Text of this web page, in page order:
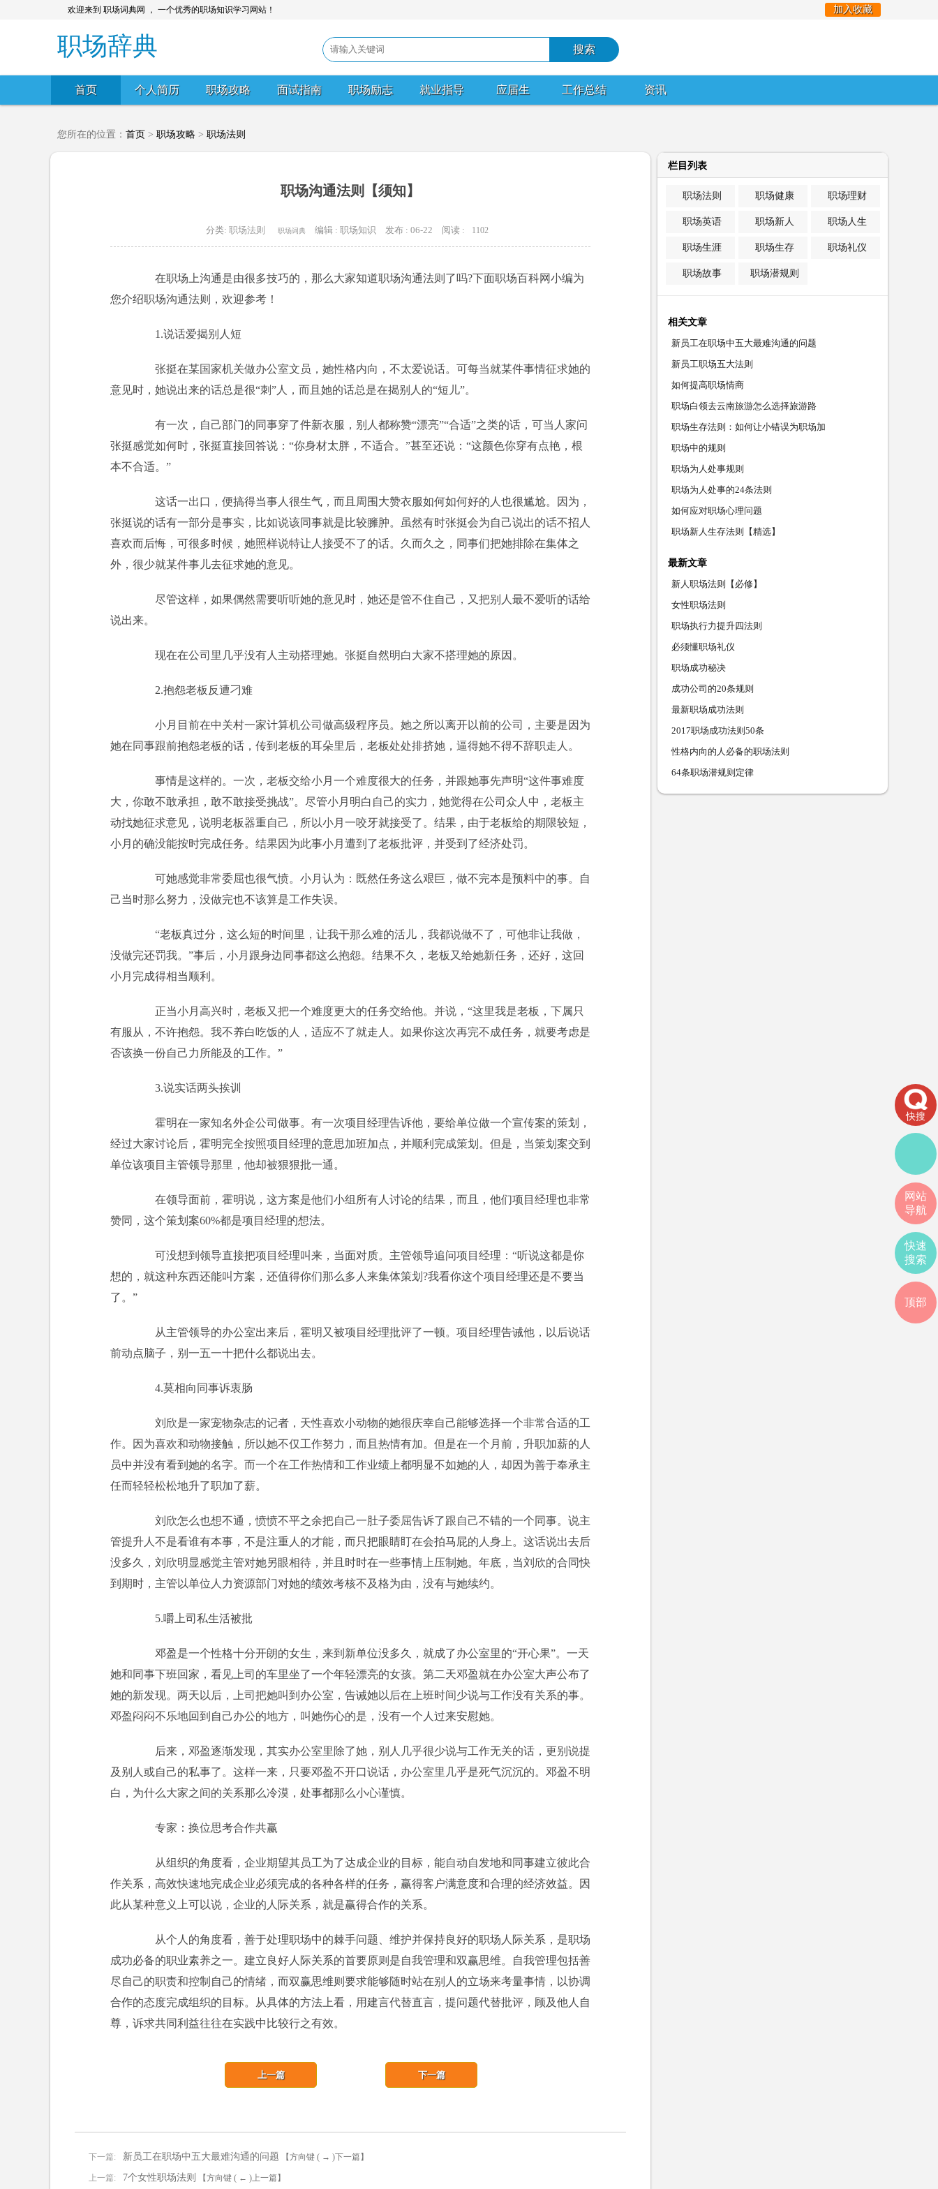
欢迎来到 职场词典网 ， 一个优秀的职场知识学习网站！ 加入收藏
职场辞典
首页 个人简历 职场攻略 面试指南 职场励志 就业指导 应届生 工作总结 资讯
您所在的位置： 首页 > 职场攻略 > 职场法则
职场沟通法则【须知】
分类: 职场法则 职场词典 编辑 : 职场知识 发布 : 06-22 阅读 : 1102
在职场上沟通是由很多技巧的，那么大家知道职场沟通法则了吗?下面职场百科网小编为
您介绍职场沟通法则，欢迎参考！
1.说话爱揭别人短
张挺在某国家机关做办公室文员，她性格内向，不太爱说话。可每当就某件事情征求她的
意见时，她说出来的话总是很“刺”人，而且她的话总是在揭别人的“短儿”。
有一次，自己部门的同事穿了件新衣服，别人都称赞“漂亮”“合适”之类的话，可当人家问
张挺感觉如何时，张挺直接回答说：“你身材太胖，不适合。”甚至还说：“这颜色你穿有点艳，根
本不合适。”
这话一出口，便搞得当事人很生气，而且周围大赞衣服如何如何好的人也很尴尬。因为，
张挺说的话有一部分是事实，比如说该同事就是比较臃肿。虽然有时张挺会为自己说出的话不招人
喜欢而后悔，可很多时候，她照样说特让人接受不了的话。久而久之，同事们把她排除在集体之
外，很少就某件事儿去征求她的意见。
尽管这样，如果偶然需要听听她的意见时，她还是管不住自己，又把别人最不爱听的话给
说出来。
现在在公司里几乎没有人主动搭理她。张挺自然明白大家不搭理她的原因。
2.抱怨老板反遭刁难
小月目前在中关村一家计算机公司做高级程序员。她之所以离开以前的公司，主要是因为
她在同事跟前抱怨老板的话，传到老板的耳朵里后，老板处处排挤她，逼得她不得不辞职走人。
事情是这样的。一次，老板交给小月一个难度很大的任务，并跟她事先声明“这件事难度
大，你敢不敢承担，敢不敢接受挑战”。尽管小月明白自己的实力，她觉得在公司众人中，老板主
动找她征求意见，说明老板器重自己，所以小月一咬牙就接受了。结果，由于老板给的期限较短，
小月的确没能按时完成任务。结果因为此事小月遭到了老板批评，并受到了经济处罚。
可她感觉非常委屈也很气愤。小月认为：既然任务这么艰巨，做不完本是预料中的事。自
己当时那么努力，没做完也不该算是工作失误。
“老板真过分，这么短的时间里，让我干那么难的活儿，我都说做不了，可他非让我做，
没做完还罚我。”事后，小月跟身边同事都这么抱怨。结果不久，老板又给她新任务，还好，这回
小月完成得相当顺利。
正当小月高兴时，老板又把一个难度更大的任务交给他。并说，“这里我是老板，下属只
有服从，不许抱怨。我不养白吃饭的人，适应不了就走人。如果你这次再完不成任务，就要考虑是
否该换一份自己力所能及的工作。”
3.说实话两头挨训
霍明在一家知名外企公司做事。有一次项目经理告诉他，要给单位做一个宣传案的策划，
经过大家讨论后，霍明完全按照项目经理的意思加班加点，并顺利完成策划。但是，当策划案交到
单位该项目主管领导那里，他却被狠狠批一通。
在领导面前，霍明说，这方案是他们小组所有人讨论的结果，而且，他们项目经理也非常
赞同，这个策划案60%都是项目经理的想法。
可没想到领导直接把项目经理叫来，当面对质。主管领导追问项目经理：“听说这都是你
想的，就这种东西还能叫方案，还值得你们那么多人来集体策划?我看你这个项目经理还是不要当
了。”
从主管领导的办公室出来后，霍明又被项目经理批评了一顿。项目经理告诫他，以后说话
前动点脑子，别一五一十把什么都说出去。
4.莫相向同事诉衷肠
刘欣是一家宠物杂志的记者，天性喜欢小动物的她很庆幸自己能够选择一个非常合适的工
作。因为喜欢和动物接触，所以她不仅工作努力，而且热情有加。但是在一个月前，升职加薪的人
员中并没有看到她的名字。而一个在工作热情和工作业绩上都明显不如她的人，却因为善于奉承主
任而轻轻松松地升了职加了薪。
刘欣怎么也想不通，愤愤不平之余把自己一肚子委屈告诉了跟自己不错的一个同事。说主
管提升人不是看谁有本事，不是注重人的才能，而只把眼睛盯在会拍马屁的人身上。这话说出去后
没多久，刘欣明显感觉主管对她另眼相待，并且时时在一些事情上压制她。年底，当刘欣的合同快
到期时，主管以单位人力资源部门对她的绩效考核不及格为由，没有与她续约。
5.嚼上司私生活被批
邓盈是一个性格十分开朗的女生，来到新单位没多久，就成了办公室里的“开心果”。一天
她和同事下班回家，看见上司的车里坐了一个年轻漂亮的女孩。第二天邓盈就在办公室大声公布了
她的新发现。两天以后，上司把她叫到办公室，告诫她以后在上班时间少说与工作没有关系的事。
邓盈闷闷不乐地回到自己办公的地方，叫她伤心的是，没有一个人过来安慰她。
后来，邓盈逐渐发现，其实办公室里除了她，别人几乎很少说与工作无关的话，更别说提
及别人或自己的私事了。这样一来，只要邓盈不开口说话，办公室里几乎是死气沉沉的。邓盈不明
白，为什么大家之间的关系那么冷漠，处事都那么小心谨慎。
专家：换位思考合作共赢
从组织的角度看，企业期望其员工为了达成企业的目标，能自动自发地和同事建立彼此合
作关系，高效快速地完成企业必须完成的各种各样的任务，赢得客户满意度和合理的经济效益。因
此从某种意义上可以说，企业的人际关系，就是赢得合作的关系。
从个人的角度看，善于处理职场中的棘手问题、维护并保持良好的职场人际关系，是职场
成功必备的职业素养之一。建立良好人际关系的首要原则是自我管理和双赢思维。自我管理包括善
尽自己的职责和控制自己的情绪，而双赢思维则要求能够随时站在别人的立场来考量事情，以协调
合作的态度完成组织的目标。从具体的方法上看，用建言代替直言，提问题代替批评，顾及他人自
尊，诉求共同利益往往在实践中比较行之有效。
下一篇: 新员工在职场中五大最难沟通的问题
下一篇
【方向键 ( → )下一篇】
上一篇: 7个女性职场法则
上一篇
【方向键 ( ← )上一篇】
栏目列表
职场法则 职场健康 职场理财
职场英语 职场新人 职场人生
职场生涯 职场生存 职场礼仪
职场故事 职场潜规则
相关文章
新员工在职场中五大最难沟通的问题
新员工职场五大法则
如何提高职场情商
职场白领去云南旅游怎么选择旅游路
职场生存法则：如何让小错误为职场加
职场中的规则
职场为人处事规则
职场为人处事的24条法则
如何应对职场心理问题
职场新人生存法则【精选】
最新文章
新人职场法则【必修】
女性职场法则
职场执行力提升四法则
必须懂职场礼仪
职场成功秘决
成功公司的20条规则
最新职场成功法则
2017职场成功法则50条
性格内向的人必备的职场法则
64条职场潜规则定律
快搜
网站
导航
快速
搜索
顶部